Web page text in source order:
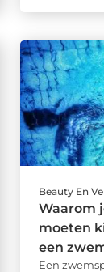
Beauty En
Waarom
moeten
een
Een